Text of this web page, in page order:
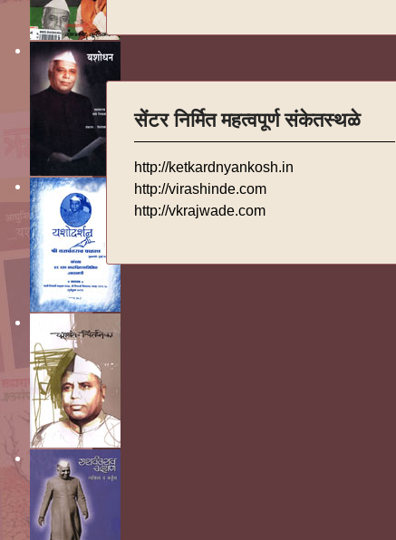
सेंटर निर्मित महत्वपूर्ण संकेतस्थळे
http://ketkardnyankosh.in
http://virashinde.com
http://vkrajwade.com